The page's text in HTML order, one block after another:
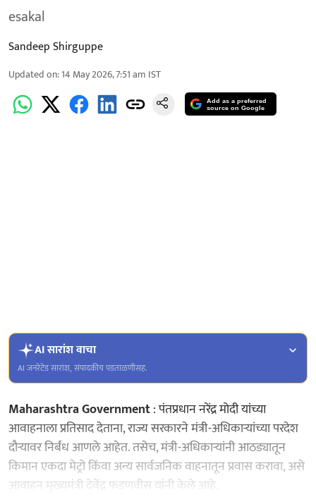
esakal
Sandeep Shirguppe
Updated on:14 May 2026, 7:51 am IST
Add as a preferred
source on Google
AI सारांश वाचा
AI जनरेटेड सारांश, संपादकीय पडताळणीसह.
Maharashtra Government: पंतप्रधान नरेंद्र मोदी यांच्या
आवाहनाला प्रतिसाद देताना, राज्य सरकारने मंत्री-अधिकाऱ्यांच्या परदेश
दौऱ्यावर निर्बंध आणले आहेत. तसेच, मंत्री-अधिकाऱ्यांनी आठड्यातून
किमान एकदा मेट्रो किंवा अन्य सार्वजनिक वाहनातून प्रवास करावा, असे
आवाहन मुख्यमंत्री देवेंद्र फडणवीस यांनी केले आहे.